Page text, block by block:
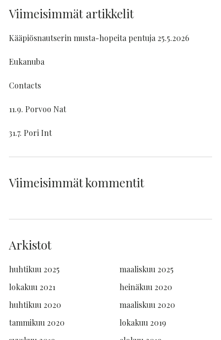
Viimeisimmät artikkelit
Kääpiösnautserin musta-hopeita pentuja 25.5.2026
Eukanuba
Contacts
11.9. Porvoo Nat
31.7. Pori Int
Viimeisimmät kommentit
Arkistot
huhtikuu 2025
maaliskuu 2025
lokakuu 2021
heinäkuu 2020
huhtikuu 2020
maaliskuu 2020
tammikuu 2020
lokakuu 2019